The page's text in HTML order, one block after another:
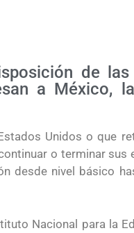
de
a México,
Unidos o que
o terminar sus
desde nivel básico
Nacional para la